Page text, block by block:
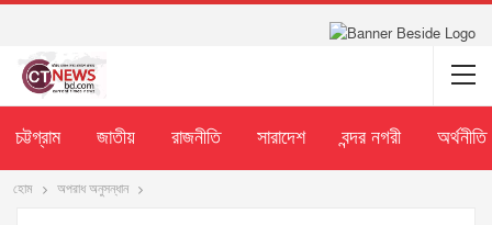
চট্টগ্রাম জাতীয় রাজনীতি সারাদেশ বন্দর নগরী অর্থনীতি
হোম অপরাধ অনুসন্ধান